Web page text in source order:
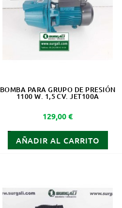
BOMBA PARA GRUPO DE PRESIÓN
1100 W. 1,5 CV. JET100A
Precio
129,00 €
AÑADIR AL CARRITO